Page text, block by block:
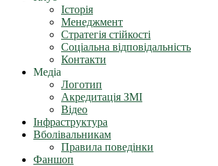
Історія
Менеджмент
Стратегія стійкості
Соціальна відповідальність
Контакти
Медіа
Логотип
Акредитація ЗМІ
Відео
Інфраструктура
Вболівальникам
Правила поведінки
Фаншоп